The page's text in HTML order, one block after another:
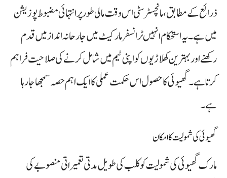
ذرائع کے مطابق، مانچسٹر سٹی اس وقت مالی طور پر انتہائی مضبوط پوزیشن
میں ہے۔ یہ استحکام انہیں ٹرانسفر مارکیٹ میں جارحانہ انداز میں قدم
رکھنے اور بہترین کھلاڑیوں کو اپنی ٹیم میں شامل کرنے کی صلاحیت فراہم
کرتا ہے۔ گھیوئی کا حصول اس حکمت عملی کا ایک اہم حصہ سمجھا جا رہا
ہے۔
گھیوئی کی شمولیت کا امکان
مارک گھیوئی کی شمولیت کو کلب کی طویل مدتی تعمیراتی منصوبے کی